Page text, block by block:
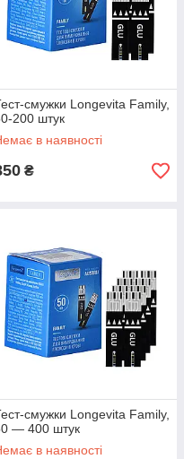
товарів є можливість
доставка
Розетка, а також
від 3000 грн.
смужки Longevita Family,
200 штук
в наявності
₴
смужки Longevita Family,
— 400 штук
в наявності